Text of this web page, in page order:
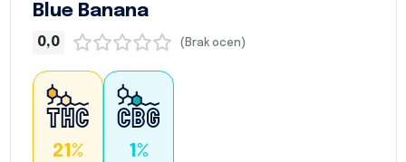
Blue Banana
0,0 (Brak ocen)
21% 1%